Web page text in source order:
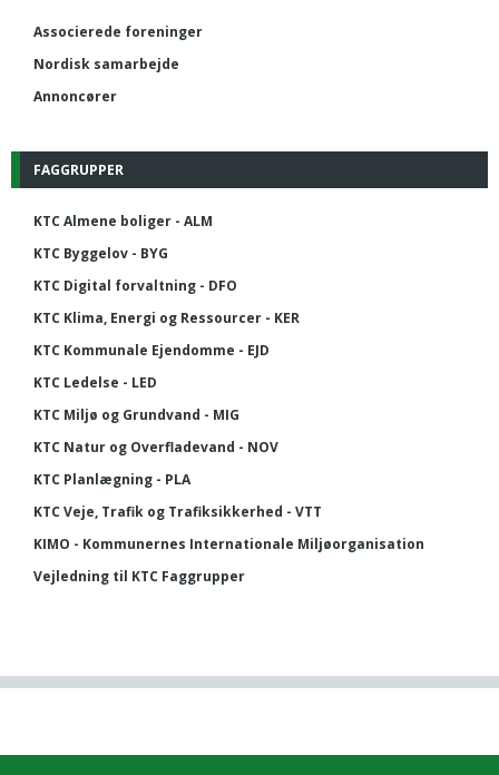
Associerede foreninger
Nordisk samarbejde
Annoncører
FAGGRUPPER
KTC Almene boliger - ALM
KTC Byggelov - BYG
KTC Digital forvaltning - DFO
KTC Klima, Energi og Ressourcer - KER
KTC Kommunale Ejendomme - EJD
KTC Ledelse - LED
KTC Miljø og Grundvand - MIG
KTC Natur og Overfladevand - NOV
KTC Planlægning - PLA
KTC Veje, Trafik og Trafiksikkerhed - VTT
KIMO - Kommunernes Internationale Miljøorganisation
Vejledning til KTC Faggrupper